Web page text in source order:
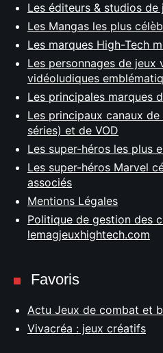
Les éditeurs & studios
Les Mangas les plus
Les marques High-Tech
Les personnages de jeux
vidéoludiques
Les principales marques
Les principaux canaux
séries) et de VOD
Les super-héros les plus
Les super-héros Marvel
associés
Mentions Légales
Politique de gestion des
lemagjeuxhightech.com
Favoris
Actu Jeux de combat et
Vivacréa : jeux créatifs